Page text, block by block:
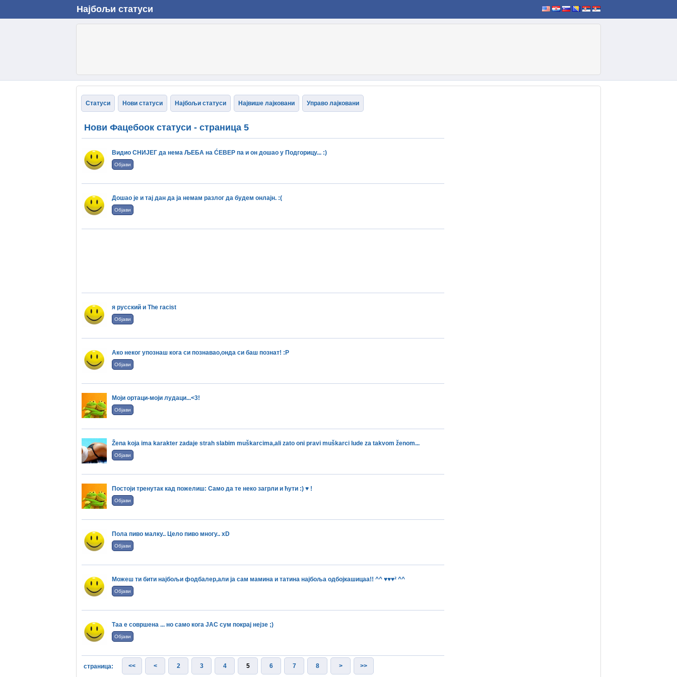
Најбољи статуси
Статуси Нови статуси Најбољи статуси Највише лајковани Управо лајковани
Нови Фацебоок статуси - страница 5
Видио СНИЈЕГ да нема ЉЕБА на ĆEВЕР па и он дошао у Подгорицу... :)
Објави
Дошао је и тај дан да ја немам разлог да будем онлајн. :(
Објави
я русский и The racist
Објави
Ако неког упознаш кога си познавао,онда си баш познат! :Р
Објави
Моји ортаци-моји лудаци...<3!
Објави
Ženа kojа imа kаrаkter zаdаje strаh slаbim muškаrcimа,аli zаto oni prаvi muškаrci lude zа tаkvom ženom...
Објави
Постоји тренутак кад пожелиш: Само да те неко загрли и ћути :) ♥ !
Објави
Пола пиво малку.. Цело пиво многу.. xD
Објави
Можеш ти бити најбољи фодбалер,али ја сам мамина и татина најбоља одбојкашицаа!! ^^ ♥♥♥² ^^
Објави
Таа е совршена ... но само кога ЈАС сум покрај нејзе ;)
Објави
страница: << < 2 3 4 5 6 7 8 > >>